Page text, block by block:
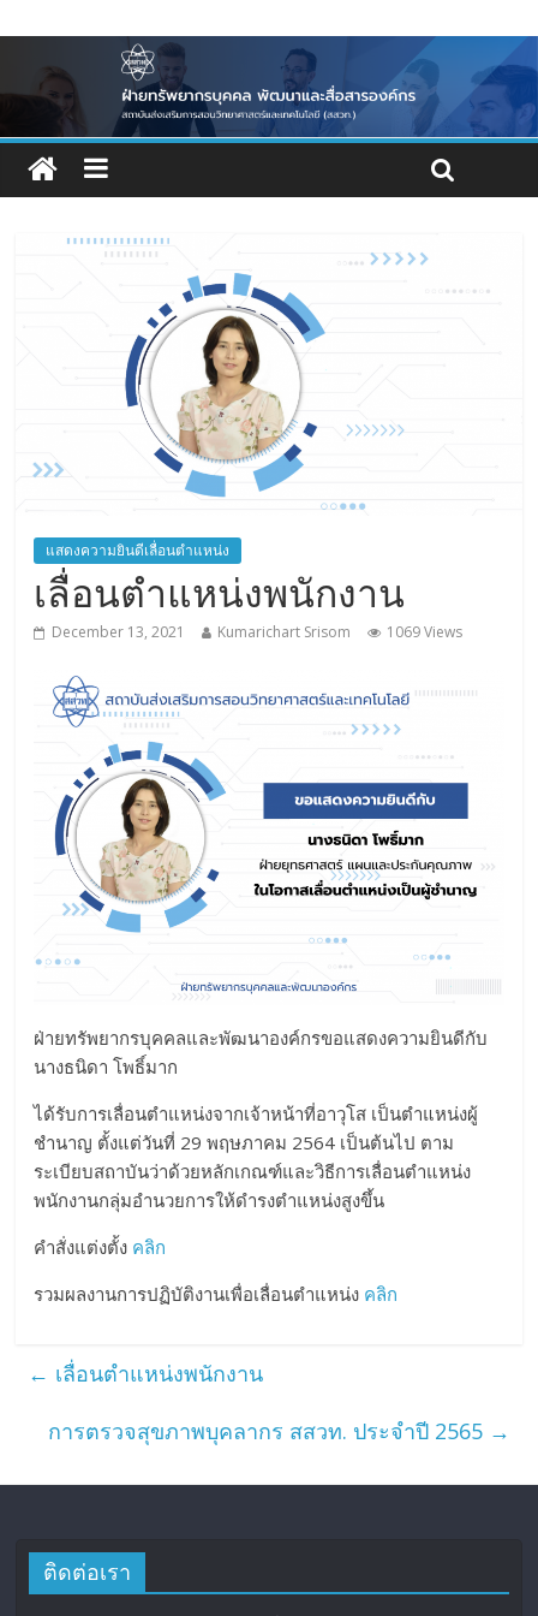
แสดงความยินดีเลื่อนตำแหน่ง
เลื่อนตำแหน่งพนักงาน
December 13, 2021 Kumarichart Srisom 1069 Views
ฝ่ายทรัพยากรบุคคลและพัฒนาองค์กรขอแสดงความยินดีกับ
นางธนิดา โพธิ์มาก
ได้รับการเลื่อนตำแหน่งจากเจ้าหน้าที่อาวุโส เป็นตำแหน่งผู้
ชำนาญ ตั้งแต่วันที่ 29 พฤษภาคม 2564 เป็นต้นไป ตาม
ระเบียบสถาบันว่าด้วยหลักเกณฑ์และวิธีการเลื่อนตำแหน่ง
พนักงานกลุ่มอำนวยการให้ดำรงตำแหน่งสูงขึ้น
คำสั่งแต่งตั้ง คลิก
รวมผลงานการปฏิบัติงานเพื่อเลื่อนตำแหน่ง คลิก
← เลื่อนตำแหน่งพนักงาน
การตรวจสุขภาพบุคลากร สสวท. ประจำปี 2565 →
ติดต่อเรา